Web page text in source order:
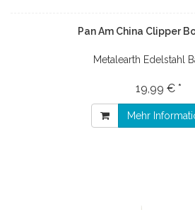
Pan Am China Clipper
Metalearth Edelstahl
19,99 € *
Mehr